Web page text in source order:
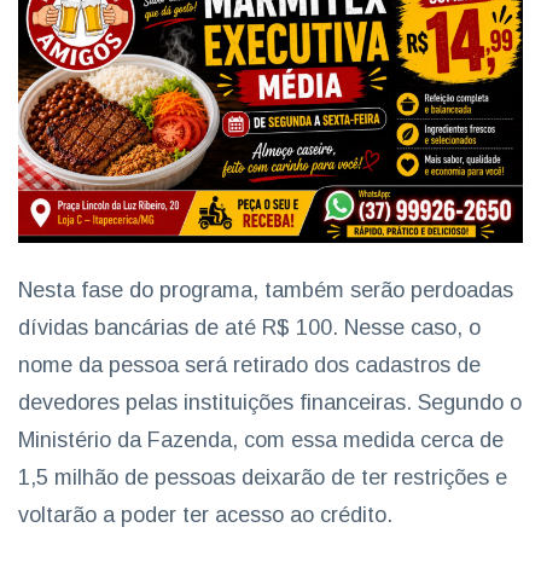
Nesta fase do programa, também serão perdoadas
dívidas bancárias de até R$ 100. Nesse caso, o
nome da pessoa será retirado dos cadastros de
devedores pelas instituições financeiras. Segundo o
Ministério da Fazenda, com essa medida cerca de
1,5 milhão de pessoas deixarão de ter restrições e
voltarão a poder ter acesso ao crédito.